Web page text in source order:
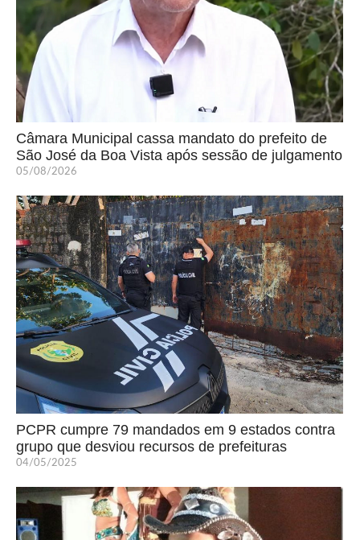
Câmara Municipal cassa mandato do prefeito de
São José da Boa Vista após sessão de julgamento
05/08/2026
PCPR cumpre 79 mandados em 9 estados contra
grupo que desviou recursos de prefeituras
04/05/2025